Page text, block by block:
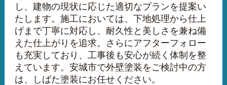
し、建物の現状に応じた適切なプランを提案い
たします。施工においては、下地処理から仕上
げまで丁寧に対応し、耐久性と美しさを兼ね備
えた仕上がりを追求。さらにアフターフォロー
も充実しており、工事後も安心が続く体制を整
えています。安城市で外壁塗装をご検討中の方
は、しばた塗装にお任せください。